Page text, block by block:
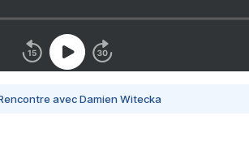
avec Damien Witecka